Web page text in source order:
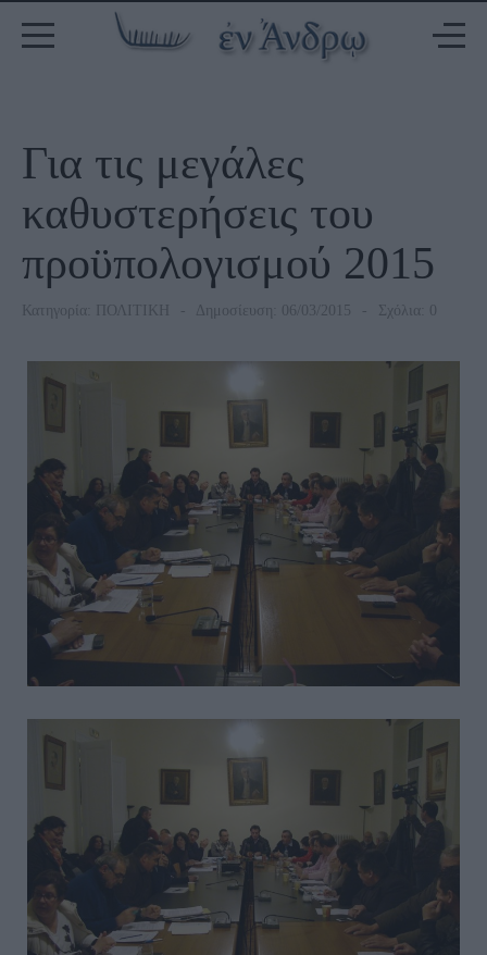
Για τις μεγάλες
καθυστερήσεις του
προϋπολογισμού 2015
Κατηγορία: ΠΟΛΙΤΙΚΗ Δημοσίευση: 06/03/2015 Σχόλια: 0